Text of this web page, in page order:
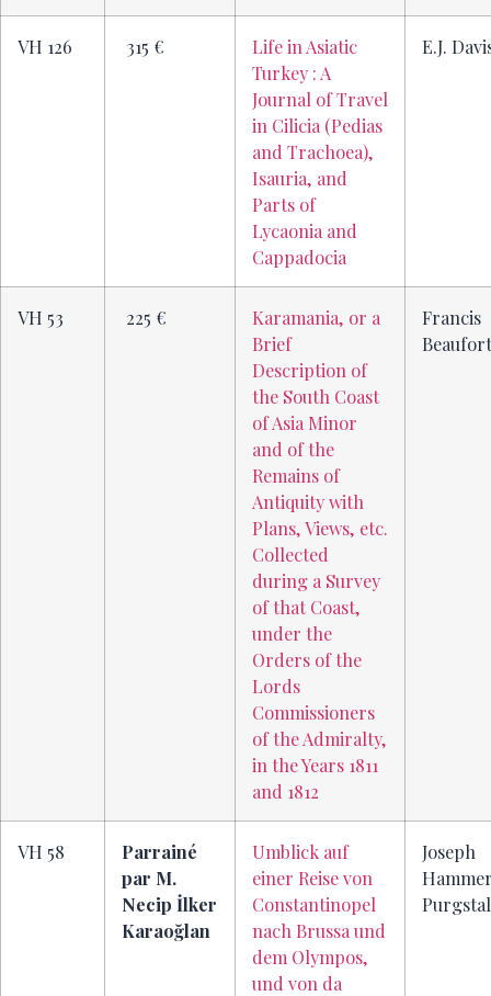
VH 126 315 €
Life in Asiatic
Turkey : A
Journal of Travel
in Cilicia (Pedias
and Trachoea),
Isauria, and
Parts of
Lycaonia and
Cappadocia
E.J.
VH 53 225 €
Karamania, or a
Brief
Description of
the South Coast
of Asia Minor
and of the
Remains of
Antiquity with
Plans, Views, etc.
Collected
during a Survey
of that Coast,
under the
Orders of the
Lords
Commissioners
of the Admiralty,
in the Years 1811
and 1812
Francis
Beaufort
VH 58
Parrainé
par M.
Necip İlker
Karaoğlan
Umblick auf
einer Reise von
Constantinopel
nach Brussa und
dem Olympos,
und von da
Joseph